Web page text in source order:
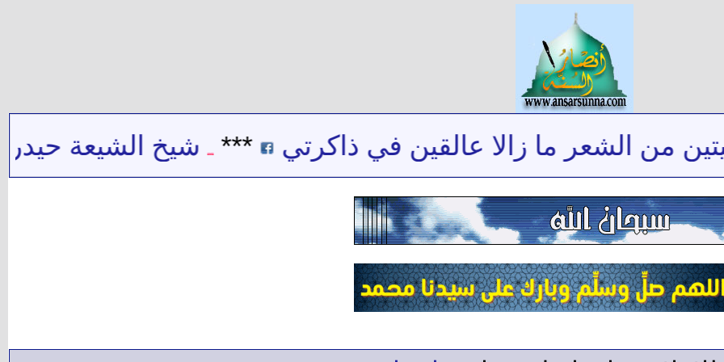
الشعر ما زالا عالقين في ذاكرتي *** شيخ الشيعة حيدر حب